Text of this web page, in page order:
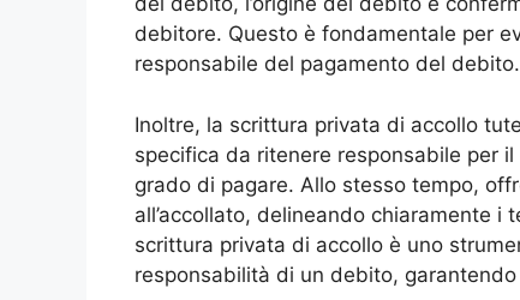
debitore. Questo è fondamentale per
responsabile del pagamento del debito.
Inoltre, la scrittura privata di accollo
specifica da ritenere responsabile per
grado di pagare. Allo stesso tempo,
all’accollato, delineando chiaramente i
scrittura privata di accollo è uno
responsabilità di un debito,